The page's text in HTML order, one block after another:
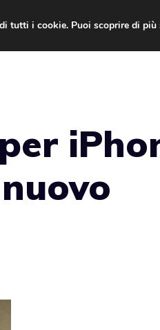
tutti i cookie. Puoi scoprire di